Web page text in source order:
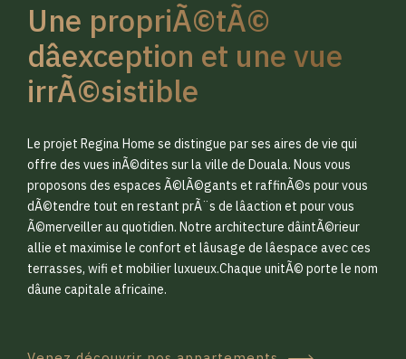
Une propriÃ©tÃ©
dâexception et une vue
irrÃ©sistible
Le projet Regina Home se distingue par ses aires de vie qui
offre des vues inÃ©dites sur la ville de Douala. Nous vous
proposons des espaces Ã©lÃ©gants et raffinÃ©s pour vous
dÃ©tendre tout en restant prÃ¨s de lâaction et pour vous
Ã©merveiller au quotidien. Notre architecture dâintÃ©rieur
allie et maximise le confort et lâusage de lâespace avec ces
terrasses, wifi et mobilier luxueux.Chaque unitÃ© porte le nom
dâune capitale africaine.
0
1
2
3
0
1
2
3